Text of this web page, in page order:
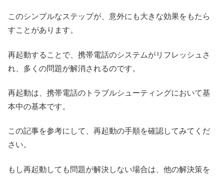
このシンプルなステップが、意外にも大きな効果をもたら
すことがあります。
再起動することで、携帯電話のシステムがリフレッシュさ
れ、多くの問題が解消されるのです。
再起動は、携帯電話のトラブルシューティングにおいて基
本中の基本です。
この記事を参考にして、再起動の手順を確認してみてくだ
さい。
もし再起動しても問題が解決しない場合は、他の解決策を